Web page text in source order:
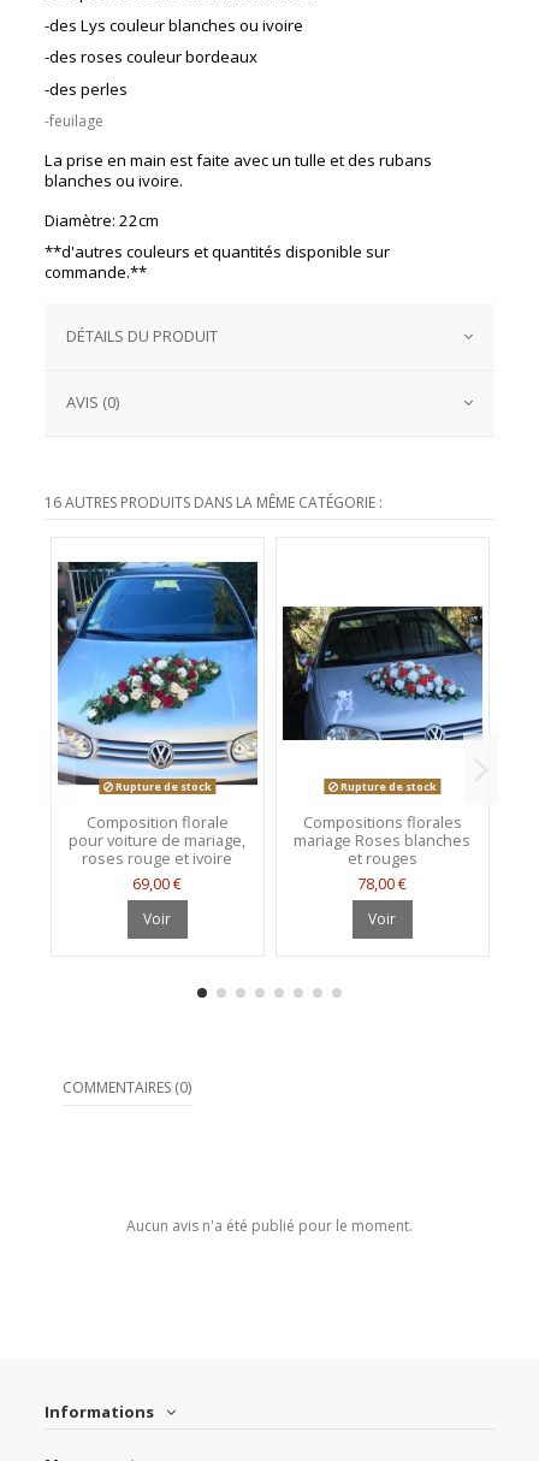
-des Lys couleur blanches ou ivoire
-des roses couleur bordeaux
-des perles
-feuilage
La prise en main est faite avec un tulle et des rubans
blanches ou ivoire.
Diamètre: 22cm
**d'autres couleurs et quantités disponible sur
commande.**
DÉTAILS DU PRODUIT
AVIS (0)
16 AUTRES PRODUITS DANS LA MÊME CATÉGORIE :
Rupture de stock
Composition florale
pour voiture de mariage,
roses rouge et ivoire
69,00 €
Voir
Rupture de stock
Compositions florales
mariage Roses blanches
et rouges
78,00 €
Voir
COMMENTAIRES (0)
Aucun avis n'a été publié pour le moment.
Informations